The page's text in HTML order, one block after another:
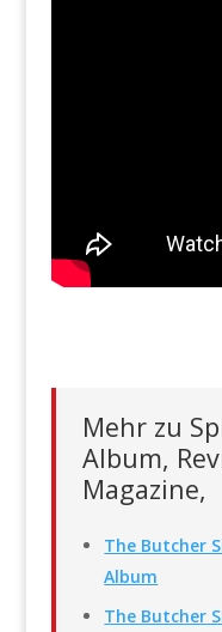
Mehr zu
Album,
Magazine,
The Butcher
Album
The Butcher